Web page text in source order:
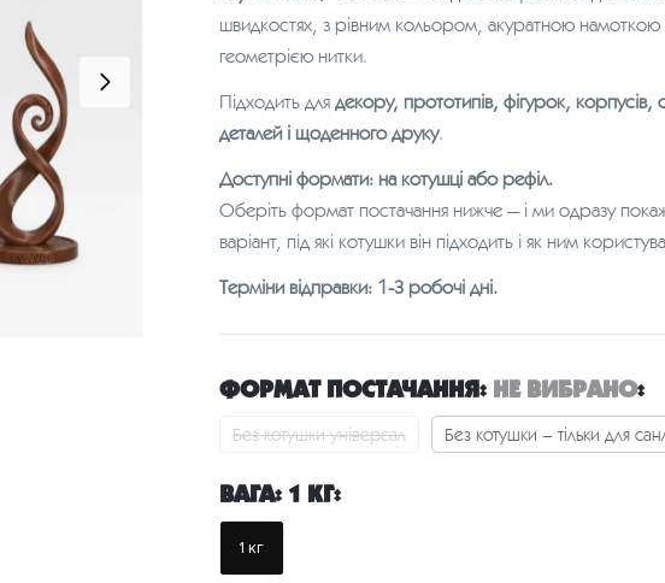
швидкостях, з рівним кольором, акуратною
геометрією нитки.
Підходить для декору, прототипів, фігурок, корпусів,
деталей і щоденного друку.
Доступні формати: на котушці або рефіл.
Оберіть формат постачання нижче — і ми одразу
варіант, під які котушки він підходить і як ним
Терміни відправки: 1-3 робочі дні.
ФОРМАТ ПОСТАЧАННЯ: НЕ ВИБРАНО:
Без котушки універсал Без котушки – тільки для
ВАГА: 1 КГ:
1 кг